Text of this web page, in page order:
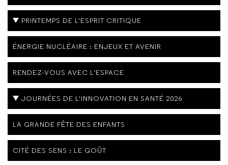
PRINTEMPS DE L'ESPRIT CRITIQUE
ÉNERGIE NUCLÉAIRE : ENJEUX ET AVENIR
RENDEZ-VOUS AVEC L’ESPACE
JOURNÉES DE L'INNOVATION EN SANTÉ 2026
LA GRANDE FÊTE DES ENFANTS
CITÉ DES SENS : LE GOÛT